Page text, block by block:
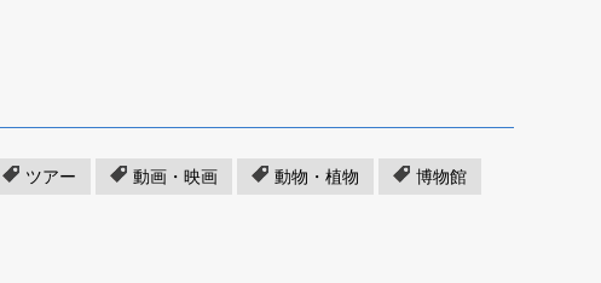
ツアー 動画・映画 動物・植物 博物館